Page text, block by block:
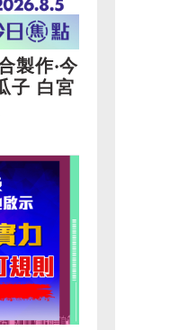
製作‧今
子 白宮